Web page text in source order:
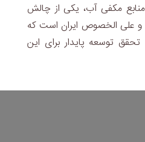
مکفی آب، یکی از چالش
و علی الخصوص ایران است که
توسعه پایدار برای این